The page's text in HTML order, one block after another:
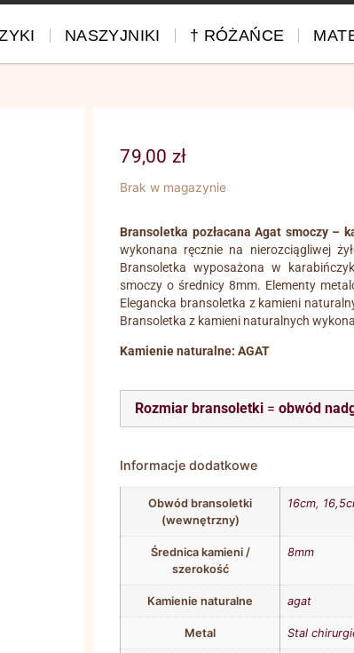
NASZYJNIKI † RÓŻAŃCE
79,00 zł
Brak w magazynie
Bransoletka pozłacana Agat smoczy –
wykonana ręcznie na nierozciągliwej
Bransoletka wyposażona w
smoczy o średnicy 8mm. Elementy
Elegancka bransoletka z kamieni
Bransoletka z kamieni naturalnych
Kamienie naturalne: AGAT
Rozmiar bransoletki= obwód
Informacje dodatkowe
Obwód bransoletki
(wewnętrzny)
16cm,
Średnica kamieni /
szerokość
8mm
Kamienie naturalne agat
Metal Stal